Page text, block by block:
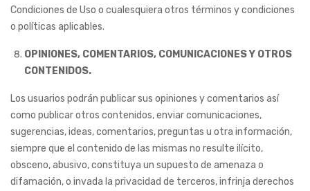
Condiciones de Uso o cualesquiera otros términos y condiciones
o políticas aplicables.
OPINIONES, COMENTARIOS, COMUNICACIONES Y OTROS
CONTENIDOS.
Los usuarios podrán publicar sus opiniones y comentarios así
como publicar otros contenidos, enviar comunicaciones,
sugerencias, ideas, comentarios, preguntas u otra información,
siempre que el contenido de las mismas no resulte ilícito,
obsceno, abusivo, constituya un supuesto de amenaza o
difamación, o invada la privacidad de terceros, infrinja derechos